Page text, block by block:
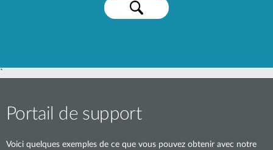
`
Portail de support
Voici quelques exemples de ce que vous pouvez obtenir avec notre